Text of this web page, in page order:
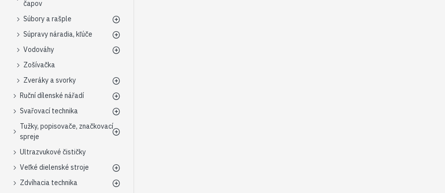
čapov
Súbory a rašple
Súpravy náradia, kľúče
Vodováhy
Zošívačka
Zveráky a svorky
Ruční dílenské nářadí
Svařovací technika
Tužky, popisovače, značkovací
spreje
Ultrazvukové čističky
Veľké dielenské stroje
Zdvíhacia technika